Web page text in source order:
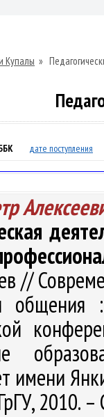
Купалы »
дате поступления
//
имени
2010.